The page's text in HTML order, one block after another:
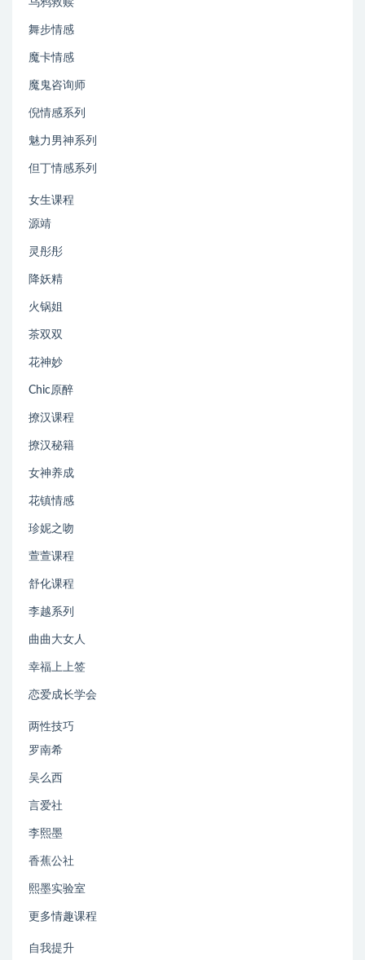
舞步情感
魔卡情感
魔鬼咨询师
倪情感系列
魅力男神系列
但丁情感系列
女生课程
源靖
灵彤彤
降妖精
火锅姐
茶双双
花神妙
Chic原醉
撩汉课程
撩汉秘籍
女神养成
花镇情感
珍妮之吻
萱萱课程
舒化课程
李越系列
曲曲大女人
幸福上上签
恋爱成长学会
两性技巧
罗南希
吴么西
言爱社
李熙墨
香蕉公社
熙墨实验室
更多情趣课程
自我提升